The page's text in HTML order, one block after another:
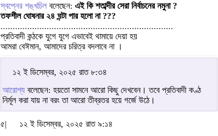
স্বপ্নের শঙ্খচিল বলেছেন: এই কি শতাব্দীর সেরা নির্বাচনের নমুনা ?
তফশীল ঘোষনার ২৪ ঘন্টা পার হলো না ???
.......................................................................
প্রতিবাদী কন্ঠকে যুগে যুগে এভাবেই থামায়ে দেয়া হয়
আমরা বেঈমান, আমাদের চরিত্র বদলাবে না ।
১২ ই ডিসেম্বর, ২০২৫ রাত ৮:৩৪
আরোগ্য বলেছেন: হয়তো সামনে আরো কিছু দেখবেন। তবে প্রতিবাদী কণ্ঠ
নির্মূল করা যায় না বরং তা আরো তীব্রতর হয়ে গর্জে উঠে।
৫|
১২ ই ডিসেম্বর, ২০২৫ রাত ৯:১৪